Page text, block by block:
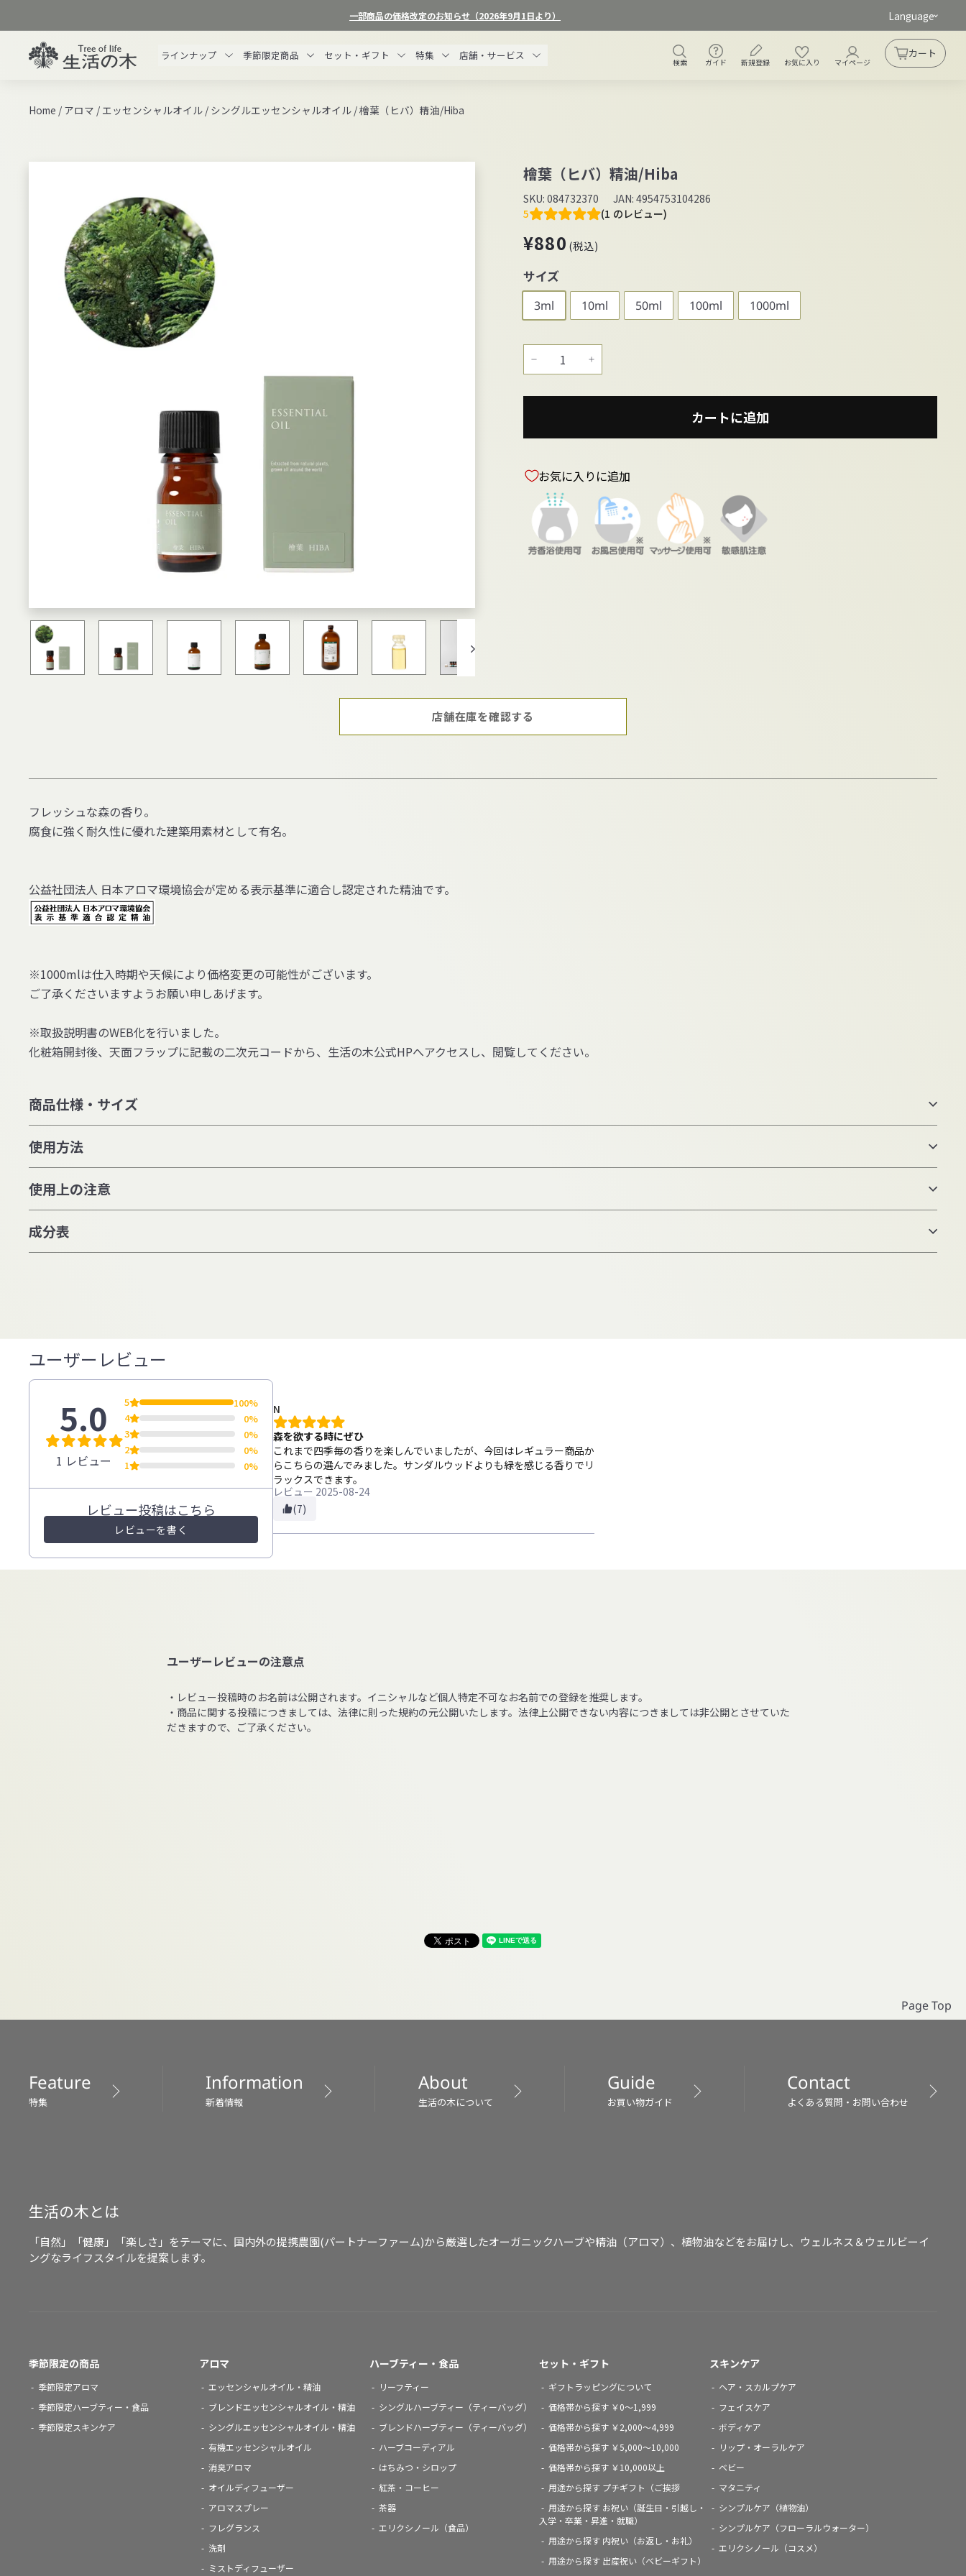
ス
ラ
シ
一部商品の価格改定のお知らせ（2026年9月1日より） Language
生
活
木
ラ
ラインナップ 季節限定商品 セット・ギフト 特集 店舗・サービス
検索
検索
ガイド
ガイド
新規登録
新規登録
お気に入り
お気に入り
マイページ
アカウント カート
カート
Home / アロマ / エッセンシャルオイル / シングルエッセンシャルオイル /檜葉（ヒバ）精油/Hiba
檜葉（ヒバ）精油/Hiba
SKU: 084732370 JAN: 4954753104286
5
(1 のレビュー)
通
常
価
格
¥880 (税込)
サイズ
3ml 10ml 50ml 100ml 1000ml
+
カートに追加
お気に入りに追加
店舗在庫を確認する
フレッシュな森の香り。
腐食に強く耐久性に優れた建築用素材として有名。
公益社団法人 日本アロマ環境協会が定める表示基準に適合し認定された精油です。
※1000mlは仕入時期や天候により価格変更の可能性がございます。
ご了承くださいますようお願い申しあげます。
※取扱説明書のWEB化を行いました。
化粧箱開封後、天面フラップに記載の二次元コードから、生活の木公式HPへアクセスし、閲覧してください。
商品仕様・サイズ
使用方法
使用上の注意
成分表
ユーザーレビュー
5.0
1 レビュー
5
100%
4
0%
3
0%
2
0%
1
0%
レビュー投稿はこちら
レビューを書く
N
森を欲する時にぜひ
これまで四季毎の香りを楽しんでいましたが、今回はレギュラー商品か
らこちらの選んでみました。サンダルウッドよりも緑を感じる香りでリ
ラックスできます。
レビュー 2025-08-24
(7)
ユーザーレビューの注意点
・レビュー投稿時のお名前は公開されます。イニシャルなど個人特定不可なお名前での登録を推奨します。
・商品に関する投稿につきましては、法律に則った規約の元公開いたします。法律上公開できない内容につきましては非公開とさせていた
だきますので、ご了承ください。
Page Top
Feature
特集
Information
新着情報
About
生活の木について
Guide
お買い物ガイド
Contact
よくある質問・お問い合わせ
生活の木とは
「自然」「健康」「楽しさ」をテーマに、国内外の提携農園(パートナーファーム)から厳選したオーガニックハーブや精油（アロマ）、植物油などをお届けし、ウェルネス＆ウェルビーイ
ングなライフスタイルを提案します。
季節限定の商品
季節限定アロマ
季節限定ハーブティー・食品
季節限定スキンケア
アロマ
エッセンシャルオイル・精油
ブレンドエッセンシャルオイル・精油
シングルエッセンシャルオイル・精油
有機エッセンシャルオイル
消臭アロマ
オイルディフューザー
アロマスプレー
フレグランス
洗剤
ミストディフューザー
ハーブティー・食品
リーフティー
シングルハーブティー（ティーバッグ）
ブレンドハーブティー（ティーバッグ）
ハーブコーディアル
はちみつ・シロップ
紅茶・コーヒー
茶器
エリクシノール（食品）
セット・ギフト
ギフトラッピングについて
価格帯から探す ￥0～1,999
価格帯から探す ￥2,000～4,999
価格帯から探す ￥5,000～10,000
価格帯から探す ￥10,000以上
用途から探す プチギフト（ご挨拶
用途から探す お祝い（誕生日・引越し・
入学・卒業・昇進・就職）
用途から探す 内祝い（お返し・お礼）
用途から探す 出産祝い（ベビーギフト）
スキンケア
ヘア・スカルプケア
フェイスケア
ボディケア
リップ・オーラルケア
ベビー
マタニティ
シンプルケア（植物油）
シンプルケア（フローラルウォーター）
エリクシノール（コスメ）